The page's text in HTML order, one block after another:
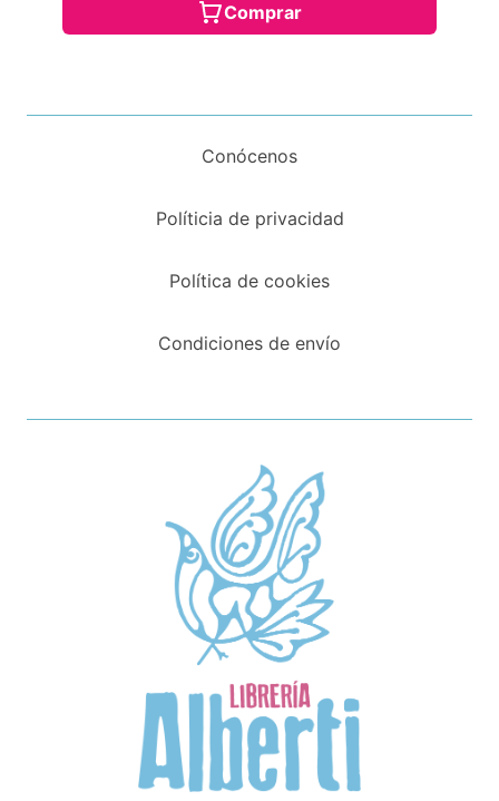
Comprar
Conócenos
Políticia de privacidad
Política de cookies
Condiciones de envío